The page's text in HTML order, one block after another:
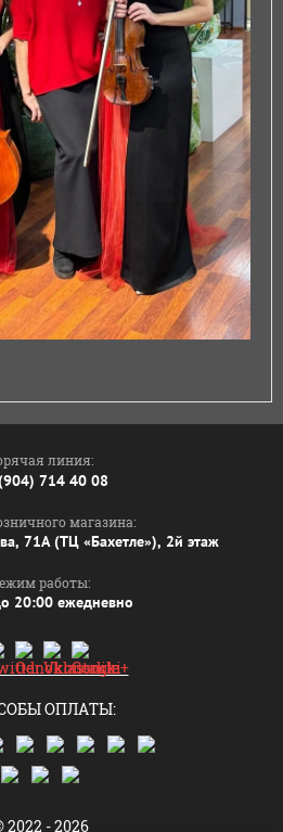
линия:
714 40 08
магазина:
71А (ТЦ «Бахетле»), 2й этаж
работы:
20:00 ежедневно
ОПЛАТЫ:
2022 - 2026